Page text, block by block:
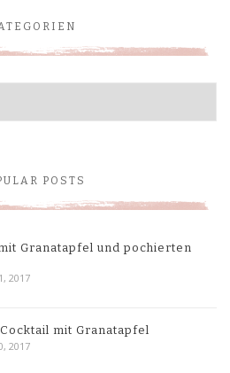
POSTS
Granatapfel und pochierten
2017
mit Granatapfel
2017